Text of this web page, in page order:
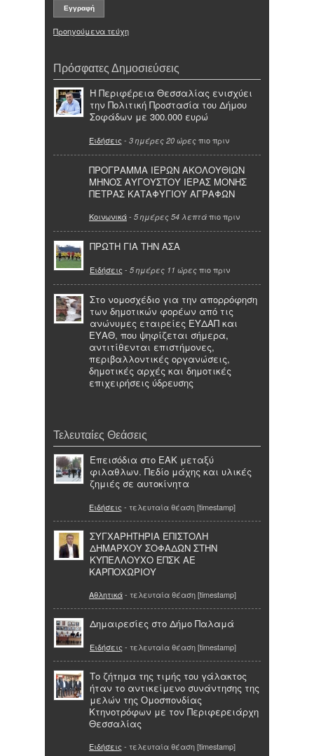
Προηγούμενα τεύχη
Πρόσφατες Δημοσιεύσεις
Η Περιφέρεια Θεσσαλίας ενισχύει
την Πολιτική Προστασία του Δήμου
Σοφάδων με 300.000 ευρώ
Ειδήσεις - 3 ημέρες 20 ώρες πιο πριν
ΠΡΟΓΡΑΜΜΑ ΙΕΡΩΝ ΑΚΟΛΟΥΘΙΩΝ
ΜΗΝΟΣ ΑΥΓΟΥΣΤΟΥ ΙΕΡΑΣ ΜΟΝΗΣ
ΠΕΤΡΑΣ ΚΑΤΑΦΥΓΙΟΥ ΑΓΡΑΦΩΝ
Κοινωνικά- 5 ημέρες 54 λεπτά πιο πριν
ΠΡΩΤΗ ΓΙΑ ΤΗΝ ΑΣΑ
Ειδήσεις - 5 ημέρες 11 ώρες πιο πριν
Στο νομοσχέδιο για την απορρόφηση
των δημοτικών φορέων από τις
ανώνυμες εταιρείες ΕΥΔΑΠ και
ΕΥΑΘ, που ψηφίζεται σήμερα,
αντιτίθενται επιστήμονες,
περιβαλλοντικές οργανώσεις,
δημοτικές αρχές και δημοτικές
επιχειρήσεις ύδρευσης
Τελευταίες Θεάσεις
Επεισόδια στο ΕΑΚ μεταξύ
φιλαθλων. Πεδίο μάχης και υλικές
ζημιές σε αυτοκίνητα
Ειδήσεις - τελευταία θέαση [timestamp]
ΣΥΓΧΑΡΗΤΗΡΙΑ ΕΠΙΣΤΟΛΗ
ΔΗΜΑΡΧΟΥ ΣΟΦΑΔΩΝ ΣΤΗΝ
ΚΥΠΕΛΛΟΥΧΟ ΕΠΣΚ ΑΕ
ΚΑΡΠΟΧΩΡΙΟΥ
Αθλητικά- τελευταία θέαση [timestamp]
Δημαιρεσίες στο Δήμο Παλαμά
Ειδήσεις - τελευταία θέαση [timestamp]
Το ζήτημα της τιμής του γάλακτος
ήταν το αντικείμενο συνάντησης της
μελών της Ομοσπονδίας
Κτηνοτρόφων με τον Περιφερειάρχη
Θεσσαλίας
Ειδήσεις - τελευταία θέαση [timestamp]